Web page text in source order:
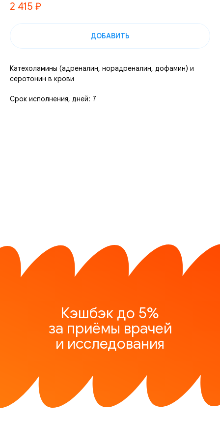
2 415 ₽
ДОБАВИТЬ
Катехоламины (адреналин, норадреналин, дофамин) и
серотонин в крови
Срок исполнения, дней: 7
Кэшбэк до 5%
за приёмы врачей
и исследования